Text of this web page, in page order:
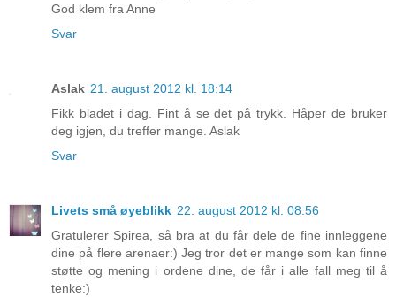
God klem fra Anne
Svar
Aslak 21. august 2012 kl. 18:14
Fikk bladet i dag. Fint å se det på trykk. Håper de bruker
deg igjen, du treffer mange. Aslak
Svar
Livets små øyeblikk 22. august 2012 kl. 08:56
Gratulerer Spirea, så bra at du får dele de fine innleggene
dine på flere arenaer:) Jeg tror det er mange som kan finne
støtte og mening i ordene dine, de får i alle fall meg til å
tenke:)